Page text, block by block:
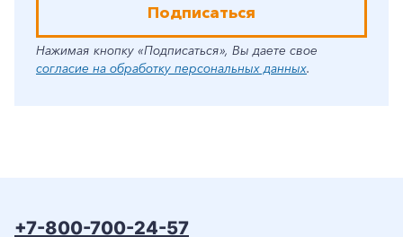
Подписаться
Нажимая кнопку «Подписаться», Вы даете свое
согласие на обработку персональных данных.
+7-800-700-24-57